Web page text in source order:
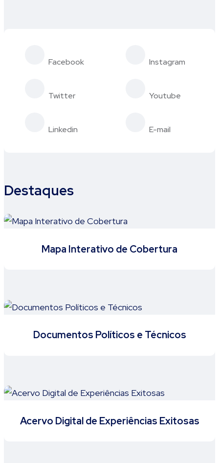
Facebook Instagram
Twitter Youtube
Linkedin E-mail
Destaques
Mapa Interativo de Cobertura
Documentos Políticos e Técnicos
Acervo Digital de Experiências Exitosas